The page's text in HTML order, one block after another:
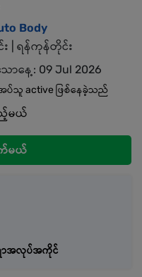
Body
း | ရန်ကုန်တိုင်း
ာနေ့: 09 Jul 2026
သူ active ဖြစ်နေခဲ့သည်
မယ်
မယ်
ရာအလုပ်အကိုင်